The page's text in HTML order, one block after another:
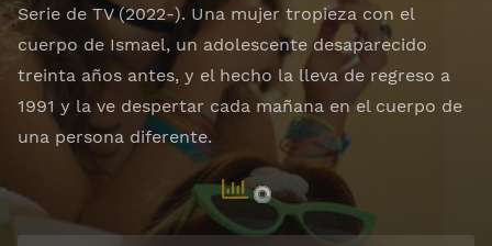
Serie de TV (2022-). Una mujer tropieza con el
cuerpo de Ismael, un adolescente desaparecido
treinta años antes, y el hecho la lleva de regreso a
1991 y la ve despertar cada mañana en el cuerpo de
una persona diferente.